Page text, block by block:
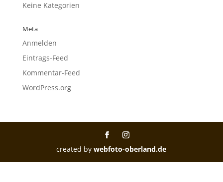
Keine Kategorien
Meta
Anmelden
Eintrags-Feed
Kommentar-Feed
WordPress.org
created bywebfoto-oberland.de